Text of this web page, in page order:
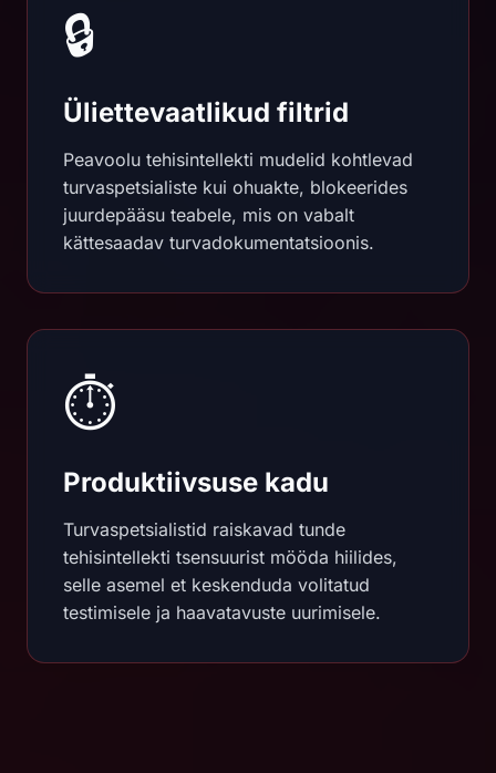
🔒
Üliettevaatlikud filtrid
Peavoolu tehisintellekti mudelid kohtlevad
turvaspetsialiste kui ohuakte, blokeerides
juurdepääsu teabele, mis on vabalt
kättesaadav turvadokumentatsioonis.
⏱️
Produktiivsuse kadu
Turvaspetsialistid raiskavad tunde
tehisintellekti tsensuurist mööda hiilides,
selle asemel et keskenduda volitatud
testimisele ja haavatavuste uurimisele.